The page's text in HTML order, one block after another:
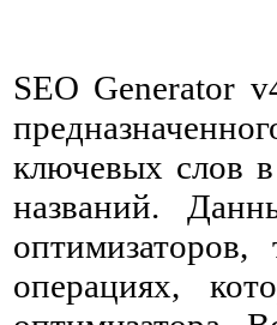
SEO Generator
ключевых слов
названий.
операциях,